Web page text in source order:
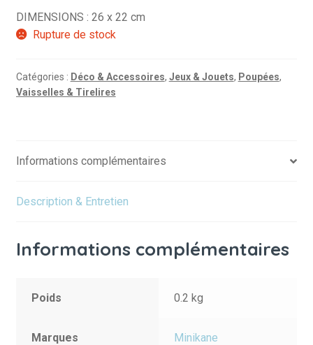
DIMENSIONS : 26 x 22 cm
Rupture de stock
Catégories : Déco & Accessoires, Jeux & Jouets, Poupées,
Vaisselles & Tirelires
Informations complémentaires
Description & Entretien
Informations complémentaires
Poids 0.2 kg
Marques Minikane